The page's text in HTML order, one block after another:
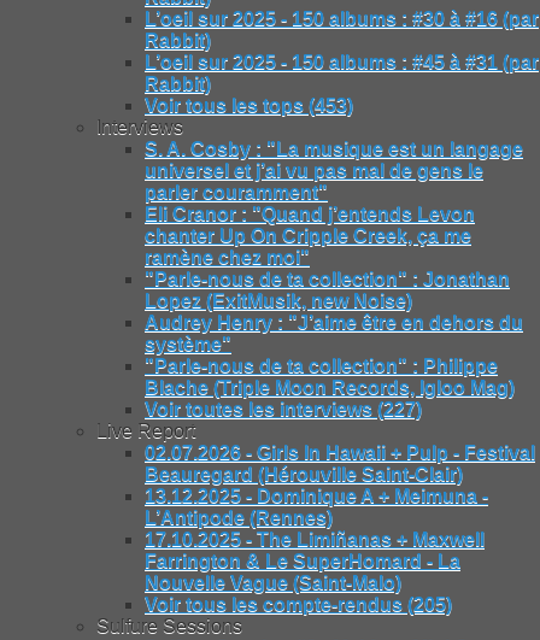
L’oeil sur 2025 - 150 albums : #30 à #16 (par
Rabbit)
L’oeil sur 2025 - 150 albums : #45 à #31 (par
Rabbit)
Voir tous les tops (453)
Interviews
S. A. Cosby : "La musique est un langage
universel et j’ai vu pas mal de gens le
parler couramment"
Eli Cranor : "Quand j’entends Levon
chanter Up On Cripple Creek, ça me
ramène chez moi"
"Parle-nous de ta collection" : Jonathan
Lopez (ExitMusik, new Noise)
Audrey Henry : "J’aime être en dehors du
système"
"Parle-nous de ta collection" : Philippe
Blache (Triple Moon Records, Igloo Mag)
Voir toutes les interviews (227)
Live Report
02.07.2026 - Girls In Hawaii + Pulp - Festival
Beauregard (Hérouville Saint-Clair)
13.12.2025 - Dominique A + Meimuna -
L’Antipode (Rennes)
17.10.2025 - The Limiñanas + Maxwell
Farrington & Le SuperHomard - La
Nouvelle Vague (Saint-Malo)
Voir tous les compte-rendus (205)
Sulfure Sessions